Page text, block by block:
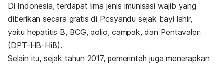
Di Indonesia, terdapat lima jenis imunisasi wajib yang
diberikan secara gratis di Posyandu sejak bayi lahir,
yaitu hepatitis B, BCG, polio, campak, dan Pentavalen
(DPT-HB-HiB).
Selain itu, sejak tahun 2017, pemerintah juga menerapkan